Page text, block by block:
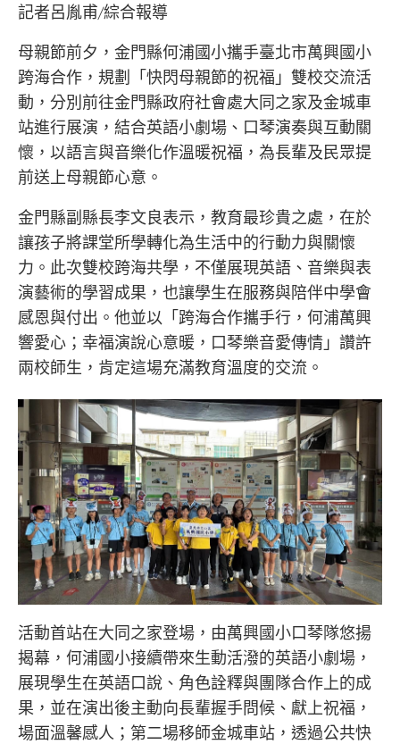
記者呂胤甫/綜合報導
母親節前夕， 金門縣何浦國小攜手臺北市萬興國小
跨海合作，規劃「快閃母親節的祝福」雙校交流活
動，分別前往金門縣政府社會處大同之家及金城車
站進行展演，結合英語小劇場、口琴演奏與互動關
懷，以語言與音樂化作溫暖祝福，為長輩及民眾提
前送上母親節心意。
金門縣副縣長李文良表示，教育最珍貴之處，在於
讓孩子將課堂所學轉化為生活中的行動力與關懷
力。此次雙校跨海共學，不僅展現英語、音樂與表
演藝術的學習成果，也讓學生在服務與陪伴中學會
感恩與付出。他並以「跨海合作攜手行，何浦萬興
響愛心；幸福演說心意暖，口琴樂音愛傳情」讚許
兩校師生，肯定這場充滿教育溫度的交流。
活動首站在大同之家登場，由萬興國小口琴隊悠揚
揭幕，何浦國小接續帶來生動活潑的英語小劇場，
展現學生在英語口說、角色詮釋與團隊合作上的成
果，並在演出後主動向長輩握手問候、獻上祝福，
場面溫馨感人；第二場移師金城車站，透過公共快